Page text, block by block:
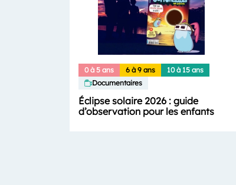
0 à 5 ans 6 à 9 ans
10 à 15 ans
Documentaires
Éclipse solaire 2026 : guide
d’observation pour les enfants